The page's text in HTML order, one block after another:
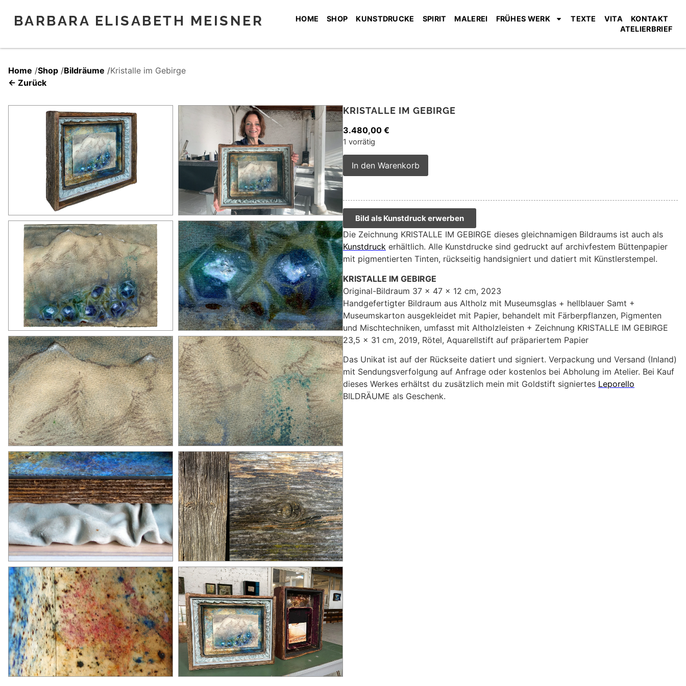
BARBARA ELISABETH MEISNER HOME SHOP KUNSTDRUCKE SPIRIT MALEREI FRÜHES WERK TEXTE VITA
KONTAKT
ATELIERBRIEF
Home /Shop /Bildräume /Kristalle im Gebirge
← Zurück
KRISTALLE IM GEBIRGE
3.480,00 €
1 vorrätig
In den Warenkorb
Bild als Kunstdruck erwerben
Die Zeichnung KRISTALLE IM GEBIRGE dieses gleichnamigen Bildraums ist auch als
Kunstdruck erhältlich. Alle Kunstdrucke sind gedruckt auf archivfestem Büttenpapier
mit pigmentierten Tinten, rückseitig handsigniert und datiert mit Künstlerstempel.
KRISTALLE IM GEBIRGE
Original-Bildraum 37 x 47 x 12 cm, 2023
Handgefertigter Bildraum aus Altholz mit Museumsglas + hellblauer Samt +
Museumskarton ausgekleidet mit Papier, behandelt mit Färberpflanzen, Pigmenten
und Mischtechniken, umfasst mit Altholzleisten + Zeichnung KRISTALLE IM GEBIRGE
23,5 x 31 cm, 2019, Rötel, Aquarellstift auf präpariertem Papier
Das Unikat ist auf der Rückseite datiert und signiert. Verpackung und Versand (Inland)
mit Sendungsverfolgung auf Anfrage oder kostenlos bei Abholung im Atelier. Bei Kauf
dieses Werkes erhältst du zusätzlich mein mit Goldstift signiertes Leporello
BILDRÄUME als Geschenk.